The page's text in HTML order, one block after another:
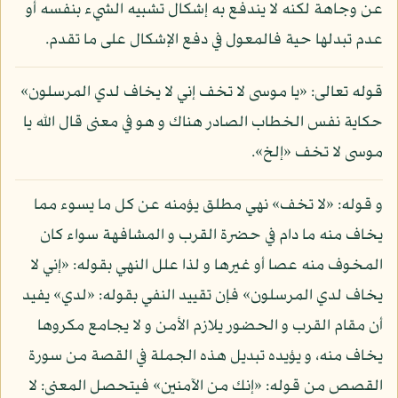
عن وجاهة لكنه لا يندفع به إشكال تشبيه الشيء بنفسه أو
عدم تبدلها حية فالمعول في دفع الإشكال على ما تقدم.
قوله تعالى: «يا موسى لا تخف إني لا يخاف لدي المرسلون»
حكاية نفس الخطاب الصادر هناك و هو في معنى قال الله يا
موسى لا تخف «إلخ».
و قوله: «لا تخف» نهي مطلق يؤمنه عن كل ما يسوء مما
يخاف منه ما دام في حضرة القرب و المشافهة سواء كان
المخوف منه عصا أو غيرها و لذا علل النهي بقوله: «إني لا
يخاف لدي المرسلون» فإن تقييد النفي بقوله: «لدي» يفيد
أن مقام القرب و الحضور يلازم الأمن و لا يجامع مكروها
يخاف منه، و يؤيده تبديل هذه الجملة في القصة من سورة
القصص من قوله: «إنك من الآمنين» فيتحصل المعنى: لا